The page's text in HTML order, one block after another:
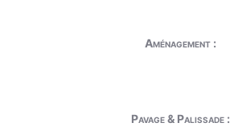
Aménagement :
Pavage & Palissade :